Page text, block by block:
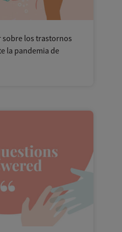
sobre los trastornos
la pandemia de